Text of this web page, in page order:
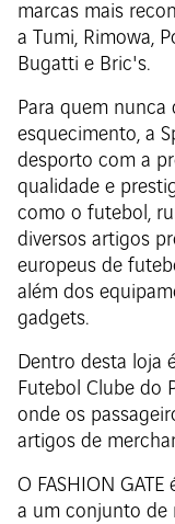
marcas mais
a Tumi, Rimowa,
Bugatti e Bric's.
Para quem nunca
esquecimento, a
desporto com a
qualidade e
como o futebol,
diversos artigos
europeus de
além dos
gadgets.
Dentro desta loja
Futebol Clube do
onde os
artigos de
O FASHION
a um conjunto de